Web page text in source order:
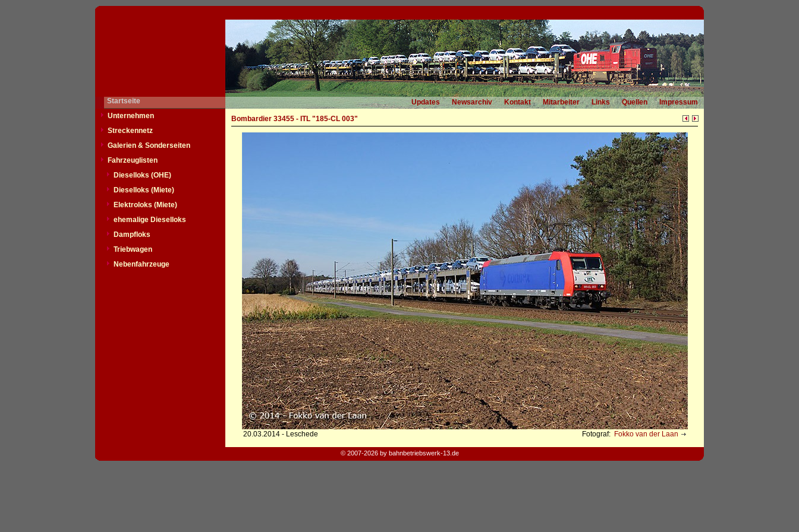
Startseite Updates Newsarchiv Kontakt Mitarbeiter Links Quellen
Impressum
Unternehmen
Streckennetz
Galerien & Sonderseiten
Fahrzeuglisten
Dieselloks (OHE)
Dieselloks (Miete)
Elektroloks (Miete)
ehemalige Dieselloks
Dampfloks
Triebwagen
Nebenfahrzeuge
Bombardier 33455 - ITL "185-CL 003"
20.03.2014 - Leschede Fotograf: Fokko van der Laan
© 2007-2026 by bahnbetriebswerk-13.de